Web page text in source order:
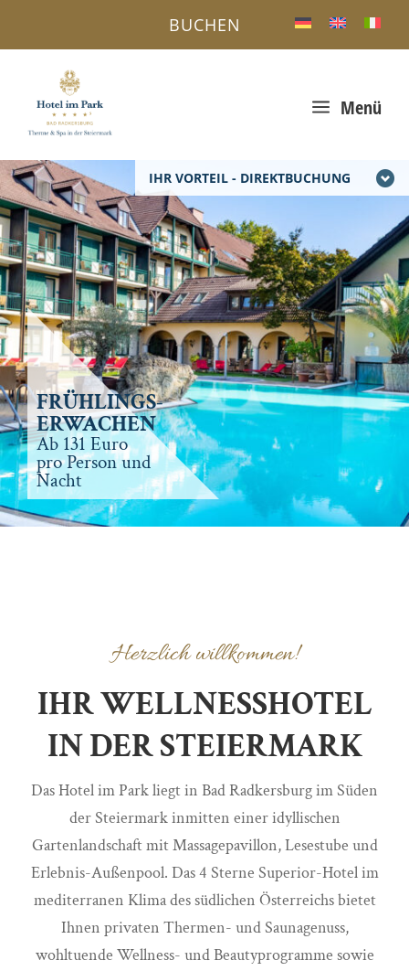
IHR VORTEIL - DIREKTBUCHUNG
a Menü
BUCHEN
FRÜHLINGS-
ERWACHEN
Ab 131 Euro
pro Person und
Nacht
Herzlich willkommen!
IHR WELLNESSHOTEL
IN DER STEIERMARK
Das Hotel im Park liegt in Bad Radkersburg im Süden
der Steiermark inmitten einer idyllischen
Gartenlandschaft mit Massagepavillon, Lesestube und
Erlebnis-Außenpool. Das 4 Sterne Superior-Hotel im
mediterranen Klima des südlichen Österreichs bietet
Ihnen privaten Thermen- und Saunagenuss,
wohltuende Wellness- und Beautyprogramme sowie